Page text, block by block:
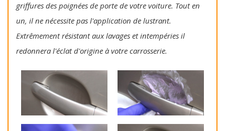
griffures des poignées de porte de votre voiture. Tout en
un, il ne nécessite pas l'application de lustrant.
Extrêmement résistant aux lavages et intempéries il
redonnera l'éclat d'origine à votre carrosserie.